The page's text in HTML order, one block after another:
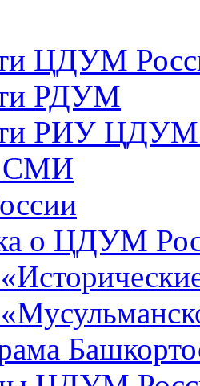
ЦДУМ
РДУМ
РИУ ЦДУМ
СМИ
о ЦДУМ